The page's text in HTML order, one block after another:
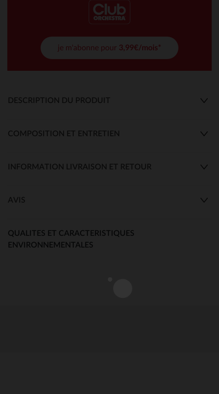
je m'abonne pour 3,99€/mois*
DESCRIPTION DU PRODUIT
COMPOSITION ET ENTRETIEN
INFORMATION LIVRAISON ET RETOUR
AVIS
QUALITES ET CARACTERISTIQUES
ENVIRONNEMENTALES